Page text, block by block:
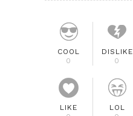
COOL
0
DISLIKE
0
LIKE
LOL